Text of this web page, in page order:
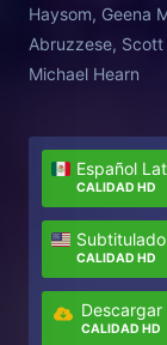
Haysom, Geena
Abruzzese,
Michael Hearn
Español
CALIDAD HD
Subtitulado
CALIDAD HD
Descargar
CALIDAD HD